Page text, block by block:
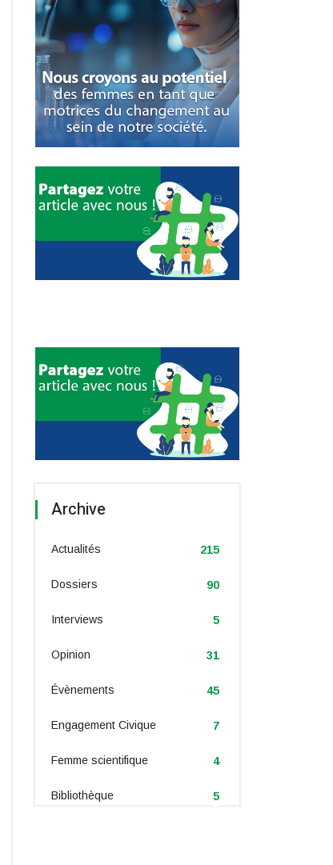
Archive
Actualités 215
Dossiers 90
Interviews 5
Opinion 31
Évènements 45
Engagement Civique 7
Femme scientifique 4
Bibliothèque 5